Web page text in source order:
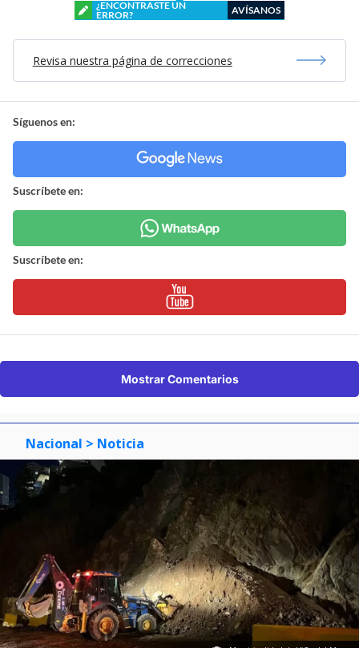
¿ENCONTRASTE UN
ERROR?
AVÍSANOS
Revisa nuestra página de correcciones
Síguenos en:
Suscríbete en:
Suscríbete en:
Mostrar Comentarios
Nacional > Noticia